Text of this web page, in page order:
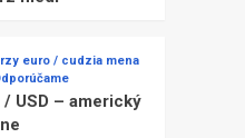
euro / cudzia mena
/ USD – americký